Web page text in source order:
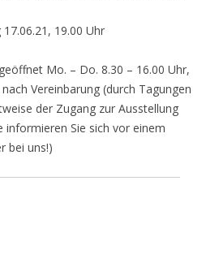
19.00 Uhr
Mo. – Do. 8.30 – 16.00 Uhr,
Vereinbarung (durch Tagungen
der Zugang zur Ausstellung
Sie sich vor einem
bei uns!)